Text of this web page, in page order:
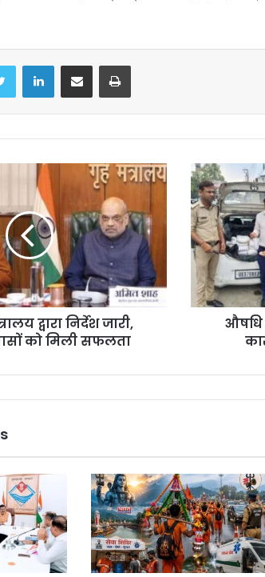
द्वारा निर्देश जारी,
को मिली सफलता
औषधि